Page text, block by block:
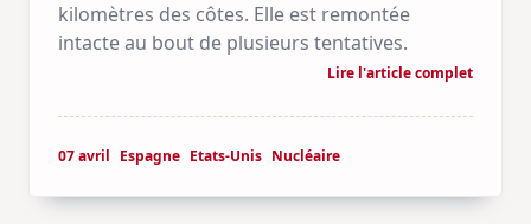
kilomètres des côtes. Elle est remontée
intacte au bout de plusieurs tentatives.
Lire l'article complet
07 avril Espagne Etats-Unis Nucléaire